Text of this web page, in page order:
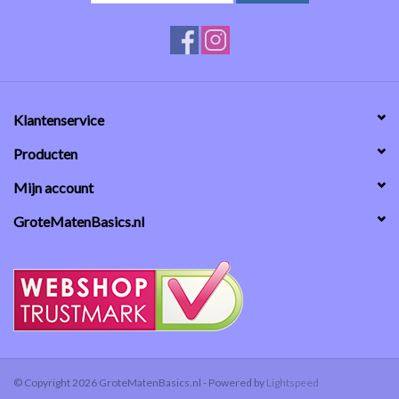
Klantenservice
Producten
Mijn account
GroteMatenBasics.nl
© Copyright 2026 GroteMatenBasics.nl - Powered by Lightspeed